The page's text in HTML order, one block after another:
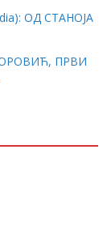
ОД СТАНОЈА
ПРВИ